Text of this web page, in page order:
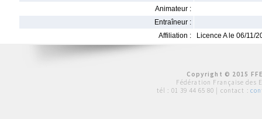
Animateur :
Entraîneur :
Affiliation :
Licence A le 06/11/
Copyright © 2015
Fédération Française des
tél : 01 39 44 65 80 | contact :